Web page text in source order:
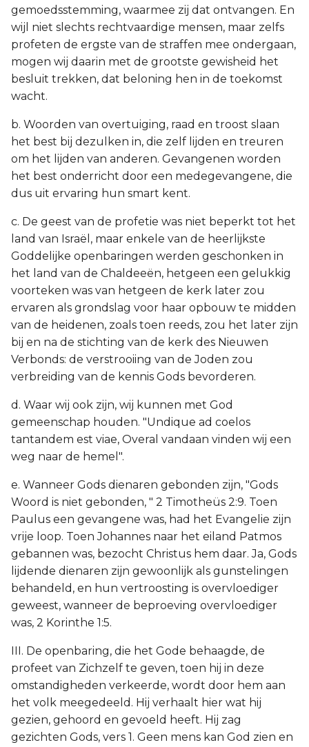
gemoedsstemming, waarmee zij dat ontvangen. En
wijl niet slechts rechtvaardige mensen, maar zelfs
profeten de ergste van de straffen mee ondergaan,
mogen wij daarin met de grootste gewisheid het
besluit trekken, dat beloning hen in de toekomst
wacht.
b. Woorden van overtuiging, raad en troost slaan
het best bij dezulken in, die zelf lijden en treuren
om het lijden van anderen. Gevangenen worden
het best onderricht door een medegevangene, die
dus uit ervaring hun smart kent.
c. De geest van de profetie was niet beperkt tot het
land van Israël, maar enkele van de heerlijkste
Goddelijke openbaringen werden geschonken in
het land van de Chaldeeën, hetgeen een gelukkig
voorteken was van hetgeen de kerk later zou
ervaren als grondslag voor haar opbouw te midden
van de heidenen, zoals toen reeds, zou het later zijn
bij en na de stichting van de kerk des Nieuwen
Verbonds: de verstrooiing van de Joden zou
verbreiding van de kennis Gods bevorderen.
d. Waar wij ook zijn, wij kunnen met God
gemeenschap houden. "Undique ad coelos
tantandem est viae, Overal vandaan vinden wij een
weg naar de hemel".
e. Wanneer Gods dienaren gebonden zijn, "Gods
Woord is niet gebonden, " 2 Timotheüs 2:9. Toen
Paulus een gevangene was, had het Evangelie zijn
vrije loop. Toen Johannes naar het eiland Patmos
gebannen was, bezocht Christus hem daar. Ja, Gods
lijdende dienaren zijn gewoonlijk als gunstelingen
behandeld, en hun vertroosting is overvloediger
geweest, wanneer de beproeving overvloediger
was, 2 Korinthe 1:5.
III. De openbaring, die het Gode behaagde, de
profeet van Zichzelf te geven, toen hij in deze
omstandigheden verkeerde, wordt door hem aan
het volk meegedeeld. Hij verhaalt hier wat hij
gezien, gehoord en gevoeld heeft. Hij zag
gezichten Gods, vers 1. Geen mens kan God zien en